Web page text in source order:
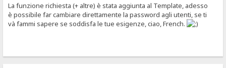
La funzione richiesta (+ altre) è stata aggiunta al Template, adesso
è possibile far cambiare direttamente la password agli utenti, se ti
và fammi sapere se soddisfa le tue esigenze, ciao, French.